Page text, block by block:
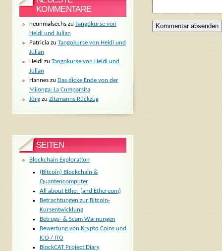
KOMMENTARE
neunmalsechszu Tangokurse von
Heidi und Julian
Patriciazu Tangokurse von Heidi und
Julian
Heidizu Tangokurse von Heidi und
Julian
Hanneszu Das dicke Ende von der
Milonga: La Cumparsita
Jörgzu Zitzmanns Rückzug
SEITEN
Blockchain Exploration
(Bitcoin) Blockchain &
Quantencomputer
All about Ether (and Ethereum)
Betrachtungen zur Bitcoin-
Kursentwicklung
Betrugs- & Scam Warnungen
Bewertung von Krypto Coins und
ICO / ITO
BlockCAT Project Diary